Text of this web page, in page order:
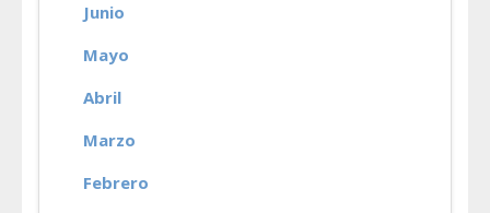
Junio
Mayo
Abril
Marzo
Febrero